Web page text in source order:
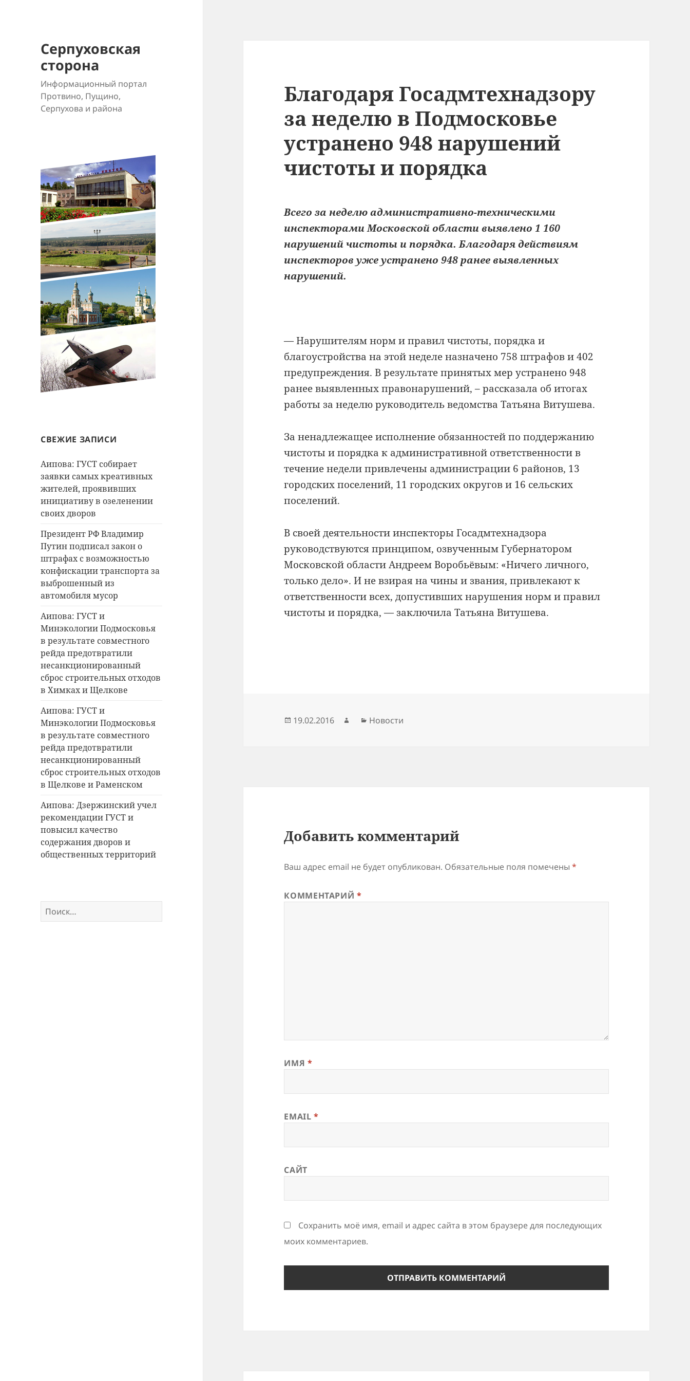
Серпуховская
сторона
Информационный портал
Протвино, Пущино,
Серпухова и района
СВЕЖИЕ ЗАПИСИ
Аипова: ГУСТ собирает
заявки самых креативных
жителей, проявивших
инициативу в озеленении
своих дворов
Президент РФ Владимир
Путин подписал закон о
штрафах с возможностью
конфискации транспорта за
выброшенный из
автомобиля мусор
Аипова: ГУСТ и
Минэкологии Подмосковья
в результате совместного
рейда предотвратили
несанкционированный
сброс строительных отходов
в Химках и Щелкове
Аипова: ГУСТ и
Минэкологии Подмосковья
в результате совместного
рейда предотвратили
несанкционированный
сброс строительных отходов
в Щелкове и Раменском
Аипова: Дзержинский учел
рекомендации ГУСТ и
повысил качество
содержания дворов и
общественных территорий
Найти:
Благодаря Госадмтехнадзору
за неделю в Подмосковье
устранено 948 нарушений
чистоты и порядка
Всего за неделю административно-техническими
инспекторами Московской области выявлено 1 160
нарушений чистоты и порядка. Благодаря действиям
инспекторов уже устранено 948 ранее выявленных
нарушений.
— Нарушителям норм и правил чистоты, порядка и
благоустройства на этой неделе назначено 758 штрафов и 402
предупреждения. В результате принятых мер устранено 948
ранее выявленных правонарушений, – рассказала об итогах
работы за неделю руководитель ведомства Татьяна Витушева.
За ненадлежащее исполнение обязанностей по поддержанию
чистоты и порядка к административной ответственности в
течение недели привлечены администрации 6 районов, 13
городских поселений, 11 городских округов и 16 сельских
поселений.
В своей деятельности инспекторы Госадмтехнадзора
руководствуются принципом, озвученным Губернатором
Московской области Андреем Воробьёвым: «Ничего личного,
только дело». И не взирая на чины и звания, привлекают к
ответственности всех, допустивших нарушения норм и правил
чистоты и порядка, — заключила Татьяна Витушева.
Опубликовано
19.02.2016 АвторРубрики
Новости
Добавить комментарий
Ваш адрес email не будет опубликован. Обязательные поля помечены*
КОММЕНТАРИЙ*
ИМЯ *
EMAIL*
САЙТ
Сохранить моё имя, email и адрес сайта в этом браузере для последующих
моих комментариев.